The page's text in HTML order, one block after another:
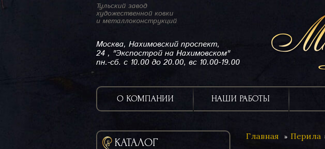
Тульский завод
художественной ковки
и металлоконструкций
Москва, Нахимовский проспект,
24 , "Экспострой на Нахимовском"
пн.-сб. с 10.00 до 20.00, вс 10.00-19.00
О КОМПАНИИ НАШИ РАБОТЫ
КАТАЛОГ
Главная Перила